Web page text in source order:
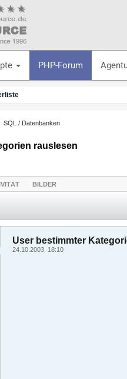
PHP-Forum
SQL / Datenbanken
rauslesen
BILDER
User bestimmter
24.10.2003, 18:10